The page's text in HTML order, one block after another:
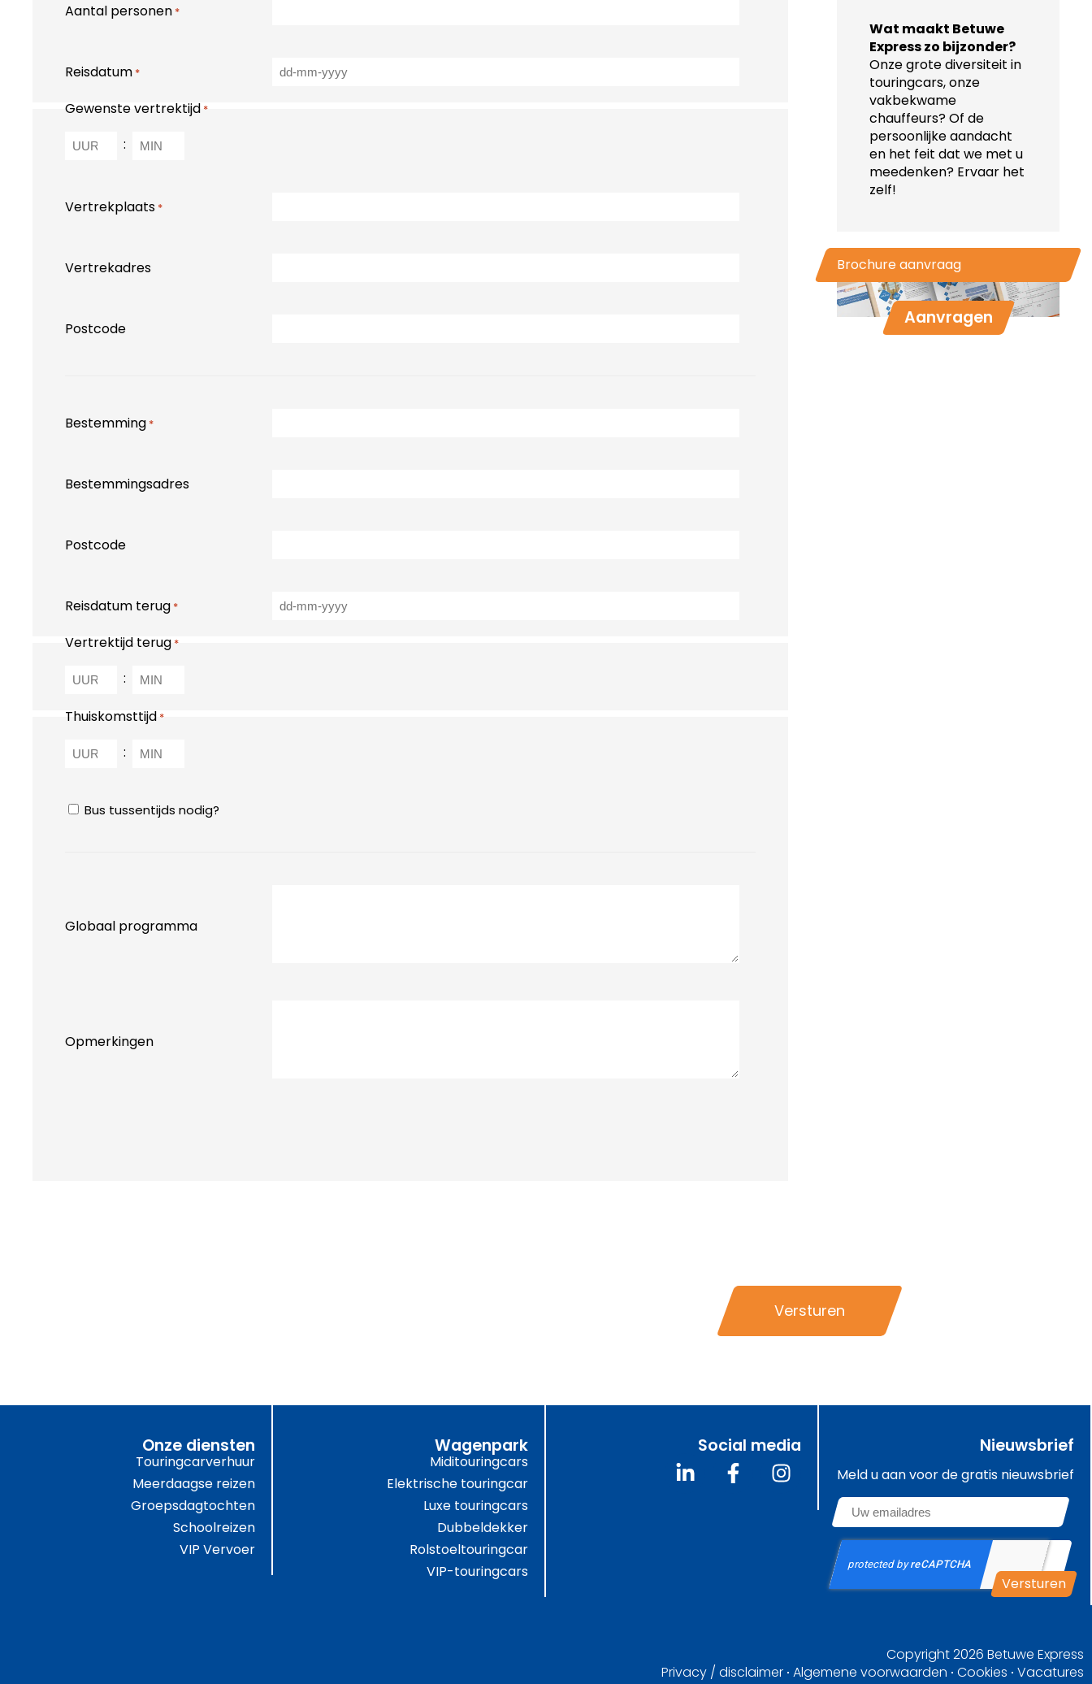
Aantal personen *
Reisdatum *
Gewenste vertrektijd *
:
Vertrekplaats *
Vertrekadres
Postcode
Bestemming *
Bestemmingsadres
Postcode
Reisdatum terug *
Vertrektijd terug *
:
Thuiskomsttijd *
:
Bus dient te plaatse beschikbaar te
zijn
Bus tussentijds nodig?
Globaal programma
Opmerkingen
Wat maakt Betuwe
Express zo bijzonder?
Onze grote diversiteit in
touringcars, onze
vakbekwame
chauffeurs? Of de
persoonlijke aandacht
en het feit dat we met u
meedenken? Ervaar het
zelf!
Brochure aanvraag
Aanvragen
Onze diensten
Touringcarverhuur
Meerdaagse reizen
Groepsdagtochten
Schoolreizen
VIP Vervoer
Wagenpark
Miditouringcars
Elektrische touringcar
Luxe touringcars
Dubbeldekker
Rolstoeltouringcar
VIP-touringcars
Social media Nieuwsbrief
Meld u aan voor de gratis nieuwsbrief
Email
CAPTCHA
Copyright 2026 Betuwe Express
Privacy / disclaimer Algemene voorwaarden Cookies Vacatures